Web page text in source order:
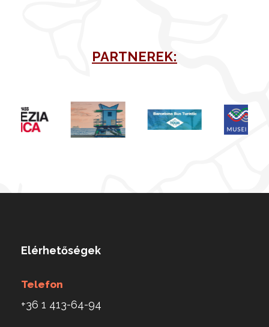
PARTNEREK:
Elérhetőségek
Telefon
+36 1 413-64-94